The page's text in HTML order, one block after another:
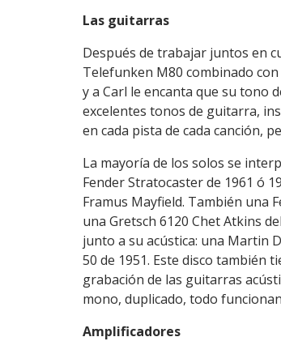
Las guitarras
Después de trabajar juntos en
Telefunken M80 combinado con
y a Carl le encanta que su tono
excelentes tonos de guitarra,
en cada pista de cada canción,
La mayoría de los solos se
Fender Stratocaster de 1961 ó
Framus Mayfield. También una
una Gretsch 6120 Chet Atkins
junto a su acústica: una Martin
50 de 1951. Este disco también
grabación de las guitarras
mono, duplicado, todo
Amplificadores